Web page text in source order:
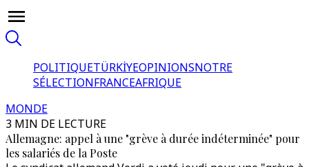
POLITIQUETÜRKİYEOPINIONSNOTRE
SÉLECTIONFRANCEAFRIQUE
MONDE
3 MIN DE LECTURE
Allemagne: appel à une "grève à durée indéterminée" pour
les salariés de la Poste